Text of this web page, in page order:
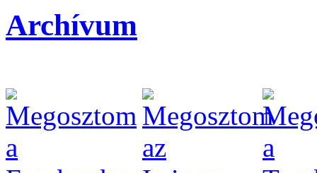
Archívum